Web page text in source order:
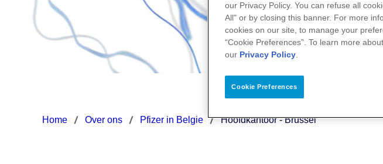
Home Over ons Pfizer in Belgie Hoofdkantoor - Brussel
our Privacy Policy. You can refuse all
All" or by closing this banner. For more
cookies on our site, to manage your
“Cookie Preferences”. To learn more
our Privacy Policy
Cookie Preferences